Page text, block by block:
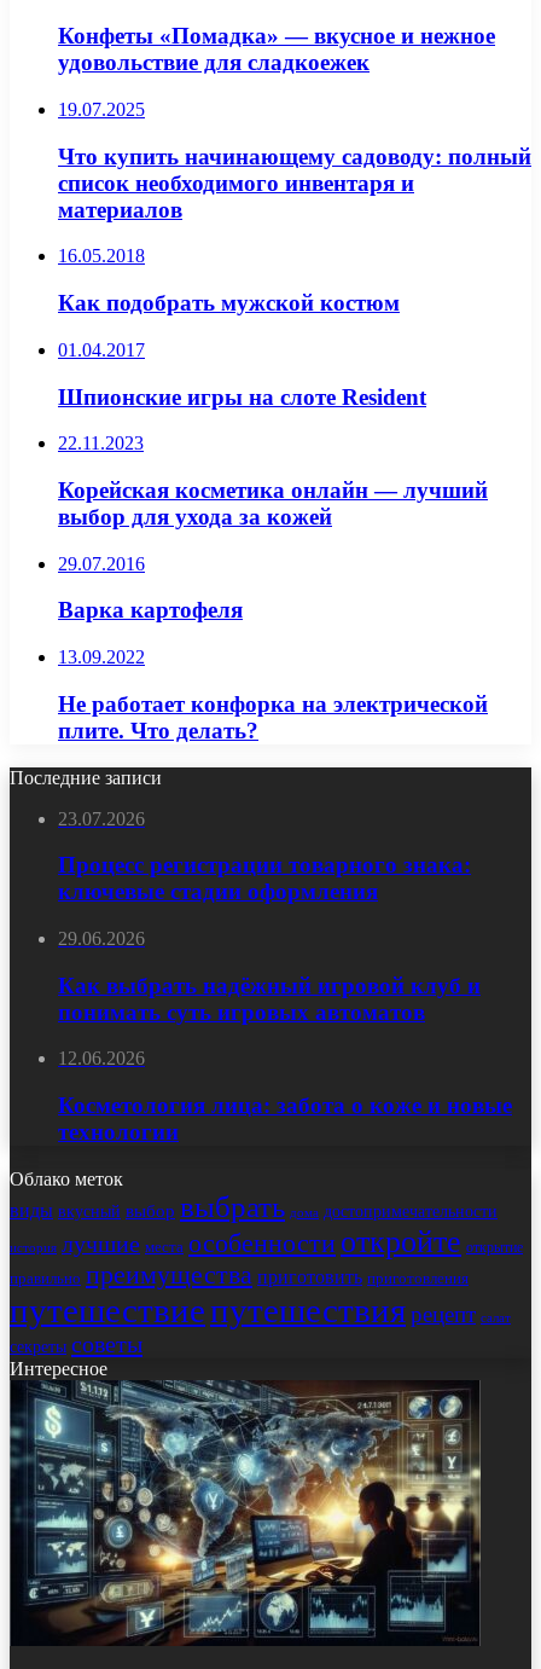
Конфеты «Помадка» — вкусное и нежное
удовольствие для сладкоежек
19.07.2025
Что купить начинающему садоводу: полный
список необходимого инвентаря и
материалов
16.05.2018
Как подобрать мужской костюм
01.04.2017
Шпионские игры на слоте Resident
22.11.2023
Корейская косметика онлайн — лучший
выбор для ухода за кожей
29.07.2016
Варка картофеля
13.09.2022
Не работает конфорка на электрической
плите. Что делать?
Последние записи
23.07.2026
Процесс регистрации товарного знака:
ключевые стадии оформления
29.06.2026
Как выбрать надёжный игровой клуб и
понимать суть игровых автоматов
12.06.2026
Косметология лица: забота о коже и новые
технологии
Облако меток
виды вкусный выбор выбрать дома достопримечательности
история лучшие места особенности откройте открытие
правильно преимущества приготовить приготовления
путешествиепутешествиярецепт салат
секреты советы
Интересное